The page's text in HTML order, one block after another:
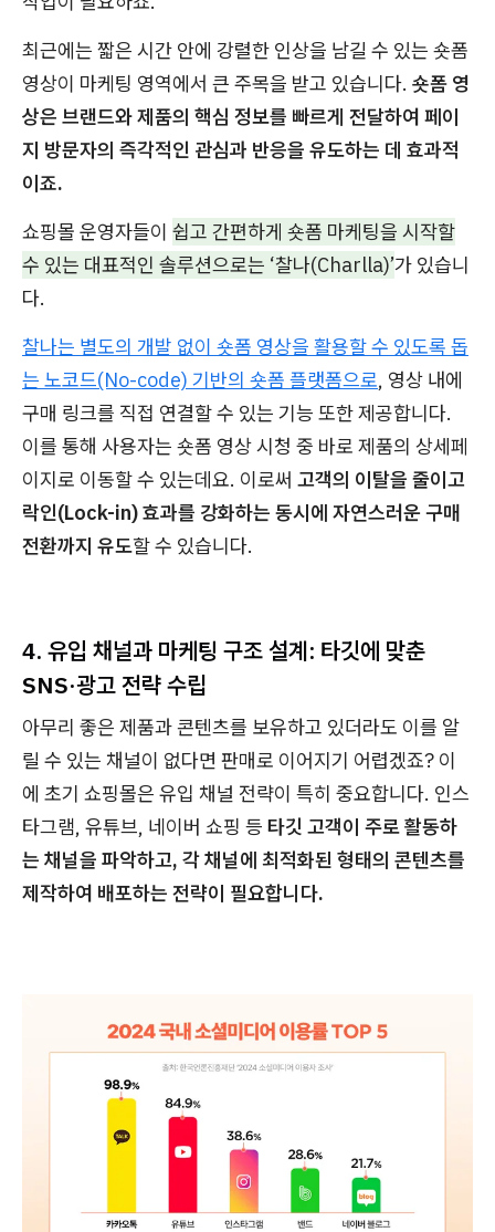
최근에는 짧은 시간 안에 강렬한 인상을 남길 수 있는 숏폼
영상이 마케팅 영역에서 큰 주목을 받고 있습니다. 숏폼 영
상은 브랜드와 제품의 핵심 정보를 빠르게 전달하여 페이
지 방문자의 즉각적인 관심과 반응을 유도하는 데 효과적
이죠.
쇼핑몰 운영자들이 쉽고 간편하게 숏폼 마케팅을 시작할
수 있는 대표적인 솔루션으로는 ‘찰나(Charlla)’가 있습니
다.
찰나는 별도의 개발 없이 숏폼 영상을 활용할 수 있도록 돕
는 노코드(No-code) 기반의 숏폼 플랫폼으로, 영상 내에
구매 링크를 직접 연결할 수 있는 기능 또한 제공합니다.
이를 통해 사용자는 숏폼 영상 시청 중 바로 제품의 상세페
이지로 이동할 수 있는데요. 이로써 고객의 이탈을 줄이고
락인(Lock-in) 효과를 강화하는 동시에 자연스러운 구매
전환까지 유도할 수 있습니다.
4. 유입 채널과 마케팅 구조 설계: 타깃에 맞춘
SNS·광고 전략 수립​
아무리 좋은 제품과 콘텐츠를 보유하고 있더라도 이를 알
릴 수 있는 채널이 없다면 판매로 이어지기 어렵겠죠? 이
에 초기 쇼핑몰은 유입 채널 전략이 특히 중요합니다. 인스
타그램, 유튜브, 네이버 쇼핑 등 타깃 고객이 주로 활동하
는 채널을 파악하고, 각 채널에 최적화된 형태의 콘텐츠를
제작하여 배포하는 전략이 필요합니다.